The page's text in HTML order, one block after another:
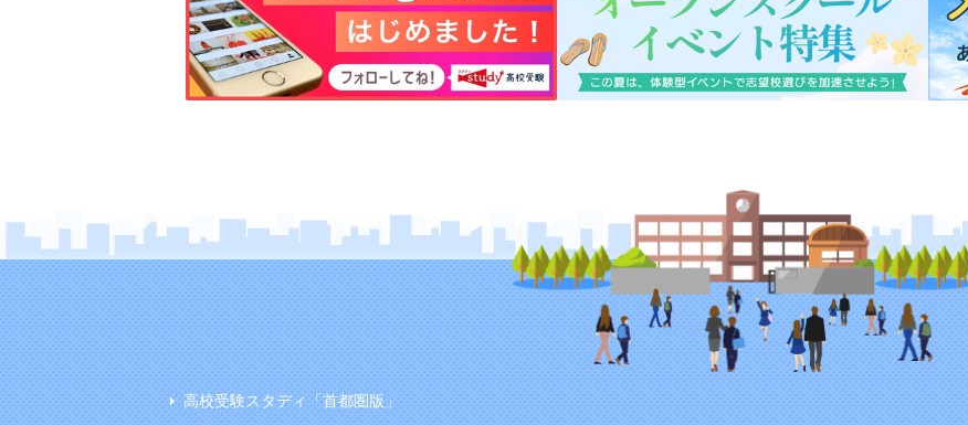
高校受験スタディ「首都圏版」